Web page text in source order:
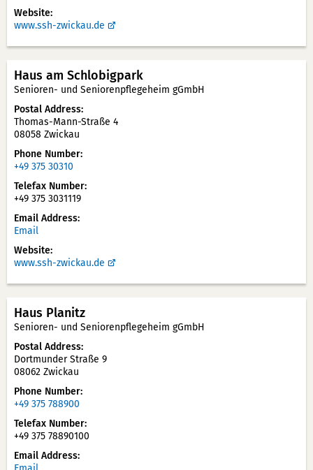
Website
www.ssh-zwickau.de
Haus am Schlobigpark
Senioren- und Seniorenpflegeheim gGmbH
Postal Address
Thomas-Mann-Straße 4
08058 Zwickau
Phone Number
+49 375 30310
Telefax Number
+49 375 3031119
Email Address
Email
Website
www.ssh-zwickau.de
Haus Planitz
Senioren- und Seniorenpflegeheim gGmbH
Postal Address
Dortmunder Straße 9
08062 Zwickau
Phone Number
+49 375 788900
Telefax Number
+49 375 78890100
Email Address